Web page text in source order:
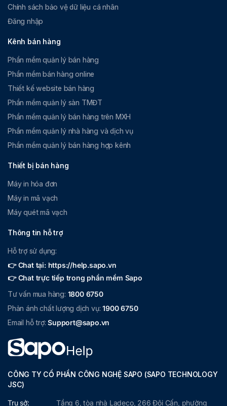
Chính sách bảo vệ dữ liệu cá nhân
Đăng nhập
Kênh bán hàng
Phần mềm quản lý bán hàng
Phần mềm bán hàng online
Thiết kế website bán hàng
Phần mềm quản lý sàn TMĐT
Phần mềm quản lý bán hàng trên MXH
Phần mềm quản lý nhà hàng và dịch vụ
Phần mềm quản lý bán hàng hợp kênh
Thiết bị bán hàng
Máy in hóa đơn
Máy in mã vạch
Máy quét mã vạch
Thông tin hỗ trợ
Hỗ trợ sử dụng:
👉 Chat tại: https://help.sapo.vn
👉 Chat trực tiếp trong phần mềm Sapo
Tư vấn mua hàng: 1800 6750
Phản ánh chất lượng dịch vụ:1900 6750
Email hỗ trợ:Support@sapo.vn
CÔNG TY CỔ PHẦN CÔNG NGHỆ SAPO (SAPO TECHNOLOGY
JSC)
Trụ sở: Tầng 6, tòa nhà Ladeco, 266 Đội Cấn, phường